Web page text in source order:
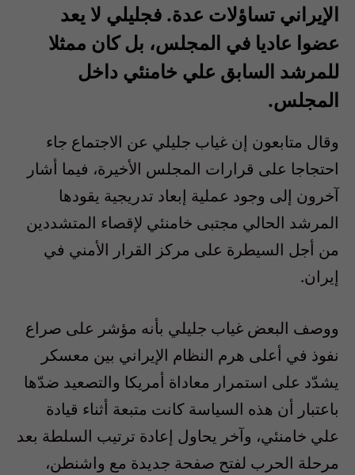
الإيراني تساؤلات عدة. فجليلي لا يعد
عضوا عاديا في المجلس، بل كان ممثلا
للمرشد السابق علي خامنئي داخل
المجلس.
وقال متابعون إن غياب جليلي عن الاجتماع جاء
احتجاجا على قرارات المجلس الأخيرة، فيما أشار
آخرون إلى وجود عملية إبعاد تدريجية يقودها
المرشد الحالي مجتبى خامنئي لإقصاء المتشددين
من أجل السيطرة على مركز القرار الأمني في
إيران.
ووصف البعض غياب جليلي بأنه مؤشر على صراع
نفوذ في أعلى هرم النظام الإيراني بين معسكر
يشدّد على استمرار معاداة أمريكا والتصعيد ضدّها
باعتبار أن هذه السياسة كانت متبعة أثناء قيادة
علي خامنئي، وآخر يحاول إعادة ترتيب السلطة بعد
مرحلة الحرب لفتح صفحة جديدة مع واشنطن،